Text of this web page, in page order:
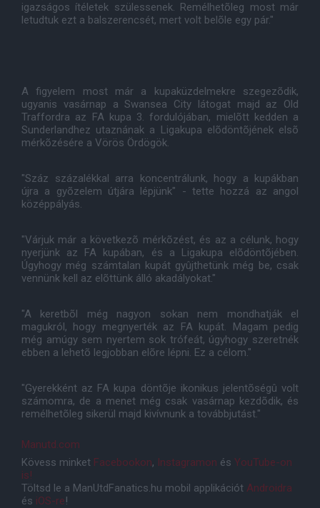
igazságos ítéletek szülessenek. Remélhetõleg most már
letudtuk ezt a balszerencsét, mert volt belõle egy pár."
A figyelem most már a kupaküzdelmekre szegezõdik,
ugyanis vasárnap a Swansea City látogat majd az Old
Traffordra az FA kupa 3. fordulójában, mielõtt kedden a
Sunderlandhez utaznának a Ligakupa elõdöntõjének elsõ
mérkõzésére a Vörös Ördögök.
"Száz százalékkal arra koncentrálunk, hogy a kupákban
újra a gyõzelem útjára lépjünk" - tette hozzá az angol
középpályás.
"Várjuk már a következõ mérkõzést, és az a célunk, hogy
nyerjünk az FA kupában, és a Ligakupa elõdöntõjében.
Úgyhogy még számtalan kupát gyûjthetünk még be, csak
vennünk kell az elõttünk álló akadályokat."
"A keretbõl még nagyon sokan nem mondhatják el
magukról, hogy megnyerték az FA kupát. Magam pedig
még amúgy sem nyertem sok trófeát, úgyhogy szeretnék
ebben a lehetõ legjobban elõre lépni. Ez a célom."
"Gyerekként az FA kupa döntõje ikonikus jelentõségû volt
számomra, de a menet még csak vasárnap kezdõdik, és
remélhetõleg sikerül majd kivívnunk a továbbjutást."
Manutd.com
Kövess minket Facebookon, Instagramon és YouTube-on
is!
Töltsd le a ManUtdFanatics.hu mobil applikációt Androidra
és iOS-re!